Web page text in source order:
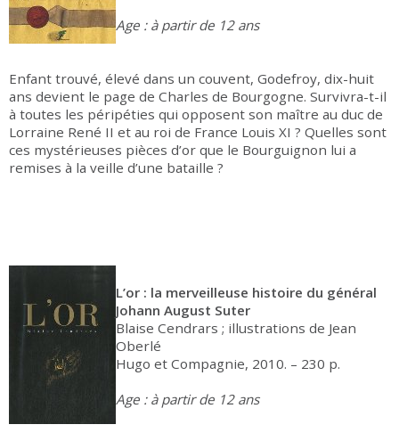
Age : à partir de 12 ans
Enfant trouvé, élevé dans un couvent, Godefroy, dix-huit
ans devient le page de Charles de Bourgogne. Survivra-t-il
à toutes les péripéties qui opposent son maître au duc de
Lorraine René II et au roi de France Louis XI ? Quelles sont
ces mystérieuses pièces d’or que le Bourguignon lui a
remises à la veille d’une bataille ?
L’or : la merveilleuse histoire du général
Johann August Suter
Blaise Cendrars ; illustrations de Jean
Oberlé
Hugo et Compagnie, 2010. – 230 p.
Age : à partir de 12 ans